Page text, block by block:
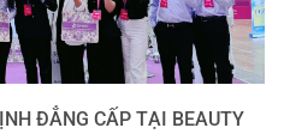
ĐẲNG CẤP TẠI BEAUTY